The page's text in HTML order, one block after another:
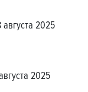
августа 2025
2025